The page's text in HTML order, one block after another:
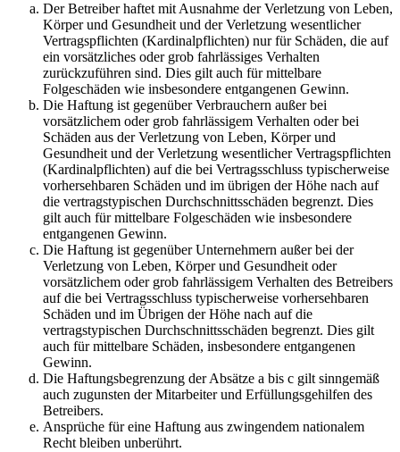
Der Betreiber haftet mit Ausnahme der Verletzung von Leben,
Körper und Gesundheit und der Verletzung wesentlicher
Vertragspflichten (Kardinalpflichten) nur für Schäden, die auf
ein vorsätzliches oder grob fahrlässiges Verhalten
zurückzuführen sind. Dies gilt auch für mittelbare
Folgeschäden wie insbesondere entgangenen Gewinn.
Die Haftung ist gegenüber Verbrauchern außer bei
vorsätzlichem oder grob fahrlässigem Verhalten oder bei
Schäden aus der Verletzung von Leben, Körper und
Gesundheit und der Verletzung wesentlicher Vertragspflichten
(Kardinalpflichten) auf die bei Vertragsschluss typischerweise
vorhersehbaren Schäden und im übrigen der Höhe nach auf
die vertragstypischen Durchschnittsschäden begrenzt. Dies
gilt auch für mittelbare Folgeschäden wie insbesondere
entgangenen Gewinn.
Die Haftung ist gegenüber Unternehmern außer bei der
Verletzung von Leben, Körper und Gesundheit oder
vorsätzlichem oder grob fahrlässigem Verhalten des Betreibers
auf die bei Vertragsschluss typischerweise vorhersehbaren
Schäden und im Übrigen der Höhe nach auf die
vertragstypischen Durchschnittsschäden begrenzt. Dies gilt
auch für mittelbare Schäden, insbesondere entgangenen
Gewinn.
Die Haftungsbegrenzung der Absätze a bis c gilt sinngemäß
auch zugunsten der Mitarbeiter und Erfüllungsgehilfen des
Betreibers.
Ansprüche für eine Haftung aus zwingendem nationalem
Recht bleiben unberührt.